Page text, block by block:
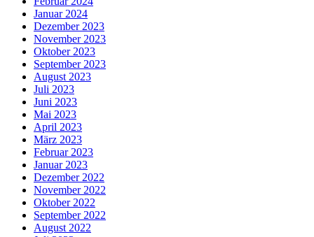
Januar 2024
Dezember 2023
November 2023
Oktober 2023
September 2023
August 2023
Juli 2023
Juni 2023
Mai 2023
April 2023
März 2023
Februar 2023
Januar 2023
Dezember 2022
November 2022
Oktober 2022
September 2022
August 2022